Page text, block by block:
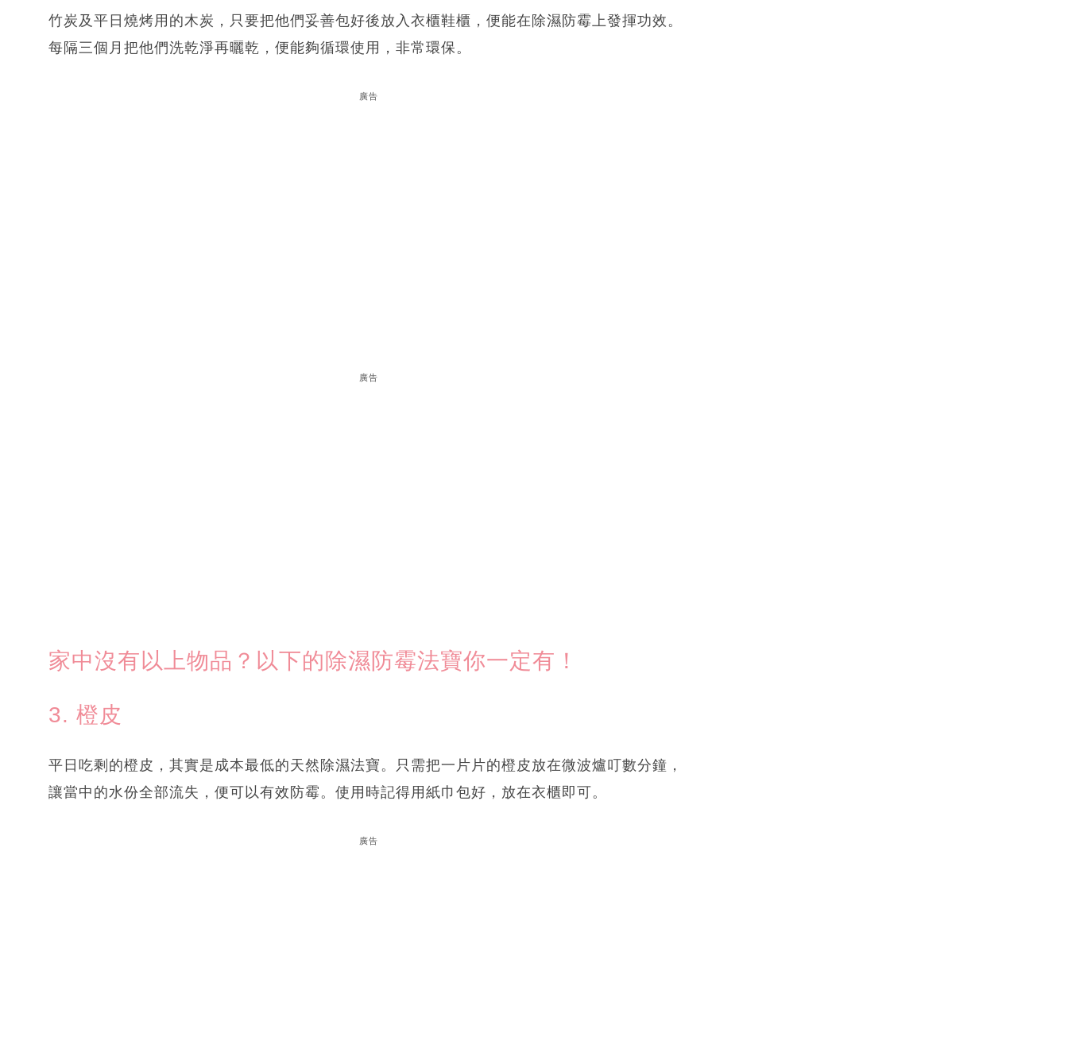
竹炭及平日燒烤用的木炭，只要把他們妥善包好後放入衣櫃鞋櫃，便能在除濕防霉上發揮功效。
每隔三個月把他們洗乾淨再曬乾，便能夠循環使用，非常環保。
廣告
廣告
家中沒有以上物品？以下的除濕防霉法寶你一定有！
3. 橙皮
平日吃剩的橙皮，其實是成本最低的天然除濕法寶。只需把一片片的橙皮放在微波爐叮數分鐘，
讓當中的水份全部流失，便可以有效防霉。使用時記得用紙巾包好，放在衣櫃即可。
廣告